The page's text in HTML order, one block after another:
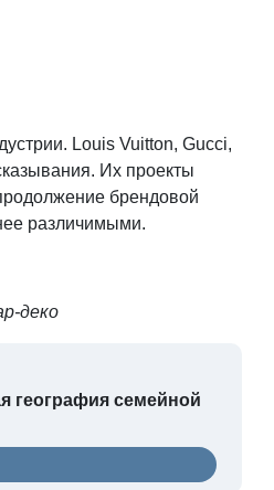
Louis Vuitton, Gucci,
Их проекты
брендовой
различимыми.
деко
география семейной